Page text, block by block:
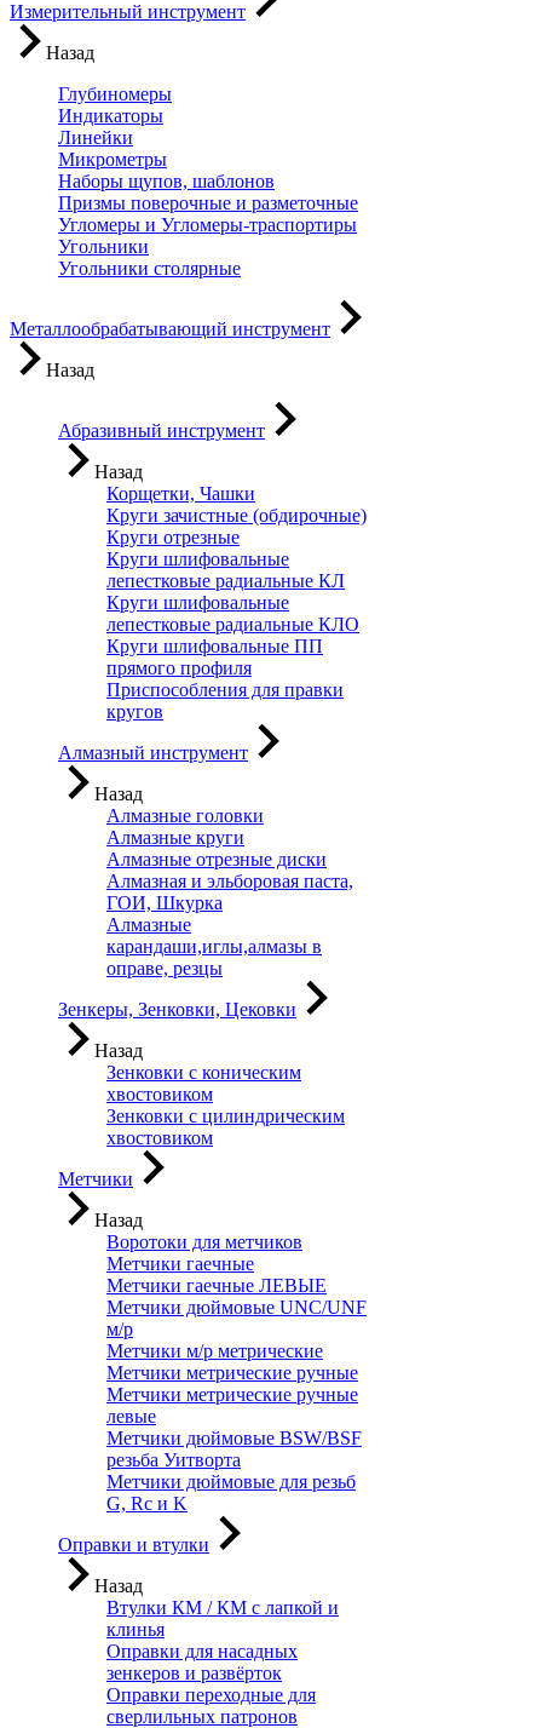
Измерительный инструмент
Назад
Глубиномеры
Индикаторы
Линейки
Микрометры
Наборы щупов, шаблонов
Призмы поверочные и разметочные
Угломеры и Угломеры-траспортиры
Угольники
Угольники столярные
Металлообрабатывающий инструмент
Назад
Абразивный инструмент
Назад
Корщетки, Чашки
Круги зачистные (обдирочные)
Круги отрезные
Круги шлифовальные
лепестковые радиальные КЛ
Круги шлифовальные
лепестковые радиальные КЛО
Круги шлифовальные ПП
прямого профиля
Приспособления для правки
кругов
Алмазный инструмент
Назад
Алмазные головки
Алмазные круги
Алмазные отрезные диски
Алмазная и эльборовая паста,
ГОИ, Шкурка
Алмазные
карандаши,иглы,алмазы в
оправе, резцы
Зенкеры, Зенковки, Цековки
Назад
Зенковки с коническим
хвостовиком
Зенковки с цилиндрическим
хвостовиком
Метчики
Назад
Воротоки для метчиков
Метчики гаечные
Метчики гаечные ЛЕВЫЕ
Метчики дюймовые UNC/UNF
м/р
Метчики м/р метрические
Метчики метрические ручные
Метчики метрические ручные
левые
Метчики дюймовые BSW/BSF
резьба Уитворта
Метчики дюймовые для резьб
G, Rc и K
Оправки и втулки
Назад
Втулки КМ / КМ с лапкой и
клинья
Оправки для насадных
зенкеров и развёрток
Оправки переходные для
сверлильных патронов